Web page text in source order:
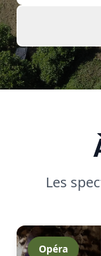
Les
Opéra